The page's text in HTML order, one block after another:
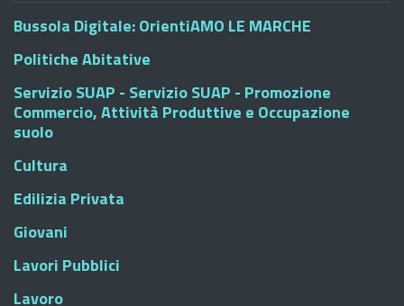
Bussola Digitale: OrientiAMO LE MARCHE
Politiche Abitative
Servizio SUAP - Servizio SUAP - Promozione
Commercio, Attività Produttive e Occupazione
suolo
Cultura
Edilizia Privata
Giovani
Lavori Pubblici
Lavoro